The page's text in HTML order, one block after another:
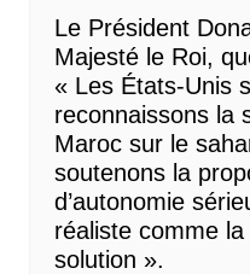
Le Président
Majesté le Roi,
« Les États-Unis
reconnaissons la
Maroc sur le
soutenons la
d’autonomie
réaliste comme
solution ».